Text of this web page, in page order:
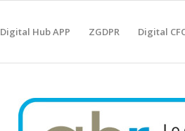
Digital Hub APP ZGDPR Digital